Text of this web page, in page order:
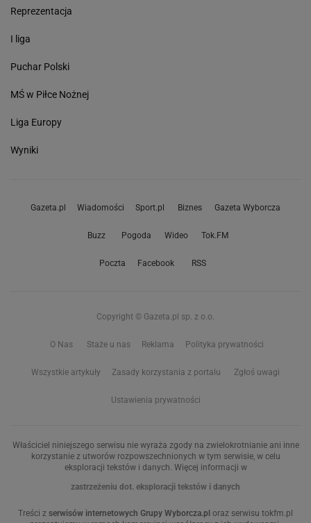
Reprezentacja
I liga
Puchar Polski
MŚ w Piłce Nożnej
Liga Europy
Wyniki
Gazeta.pl Wiadomości Sport.pl Biznes Gazeta Wyborcza
Buzz Pogoda Wideo Tok.FM
Poczta Facebook RSS
Copyright © Gazeta.pl sp. z o.o.
O Nas Staże u nas Reklama Polityka prywatności
Wszystkie artykuły Zasady korzystania z portalu Zgłoś uwagi
Ustawienia prywatności
Właściciel niniejszego serwisu nie wyraża zgody na zwielokrotnianie ani inne
korzystanie z utworów rozpowszechnionych w tym serwisie, w celu
eksploracji tekstów i danych. Więcej informacji w
zastrzeżeniu dot. eksploracji tekstów i danych
Treści z serwisów internetowych Grupy Wyborcza.pl oraz serwisu tokfm.pl